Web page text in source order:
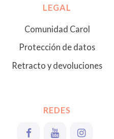
LEGAL
Comunidad Carol
Protección de datos
Retracto y devoluciones
REDES